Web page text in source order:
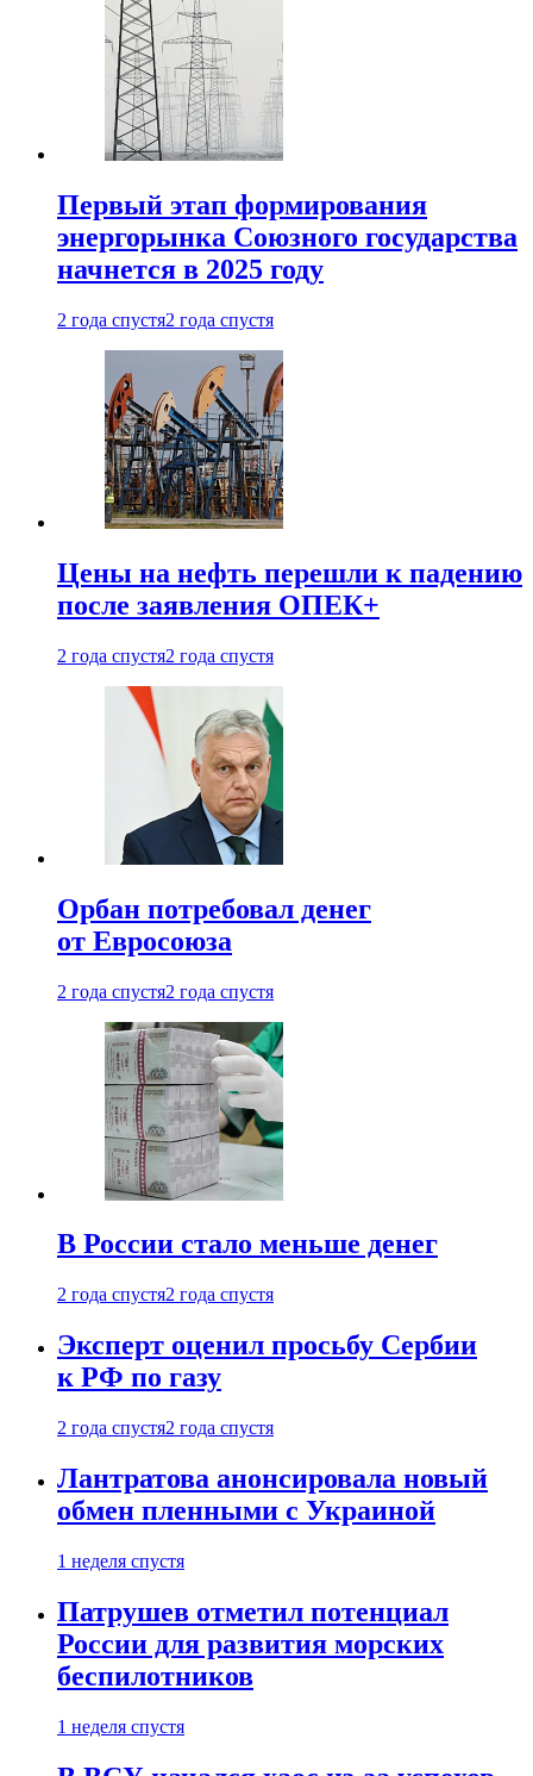
Первый этап формирования
энергорынка Союзного государства
начнется в 2025 году
2 года спустя2 года спустя
Цены на нефть перешли к падению
после заявления ОПЕК+
2 года спустя2 года спустя
Орбан потребовал денег
от Евросоюза
2 года спустя2 года спустя
В России стало меньше денег
2 года спустя2 года спустя
Эксперт оценил просьбу Сербии
к РФ по газу
2 года спустя2 года спустя
Лантратова анонсировала новый
обмен пленными с Украиной
1 неделя спустя
Патрушев отметил потенциал
России для развития морских
беспилотников
1 неделя спустя